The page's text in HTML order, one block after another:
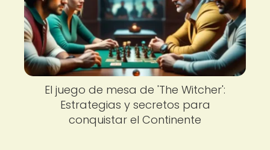
El juego de mesa de 'The Witcher':
Estrategias y secretos para
conquistar el Continente